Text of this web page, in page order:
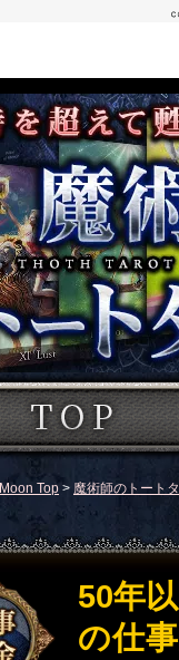
Top > 魔術師のトート
50年
の仕